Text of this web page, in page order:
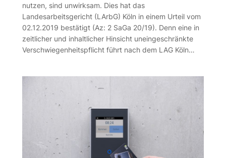
nutzen, sind unwirksam. Dies hat das
Landesarbeitsgericht (LArbG) Köln in einem Urteil vom
02.12.2019 bestätigt (Az: 2 SaGa 20/19). Denn eine in
zeitlicher und inhaltlicher Hinsicht uneingeschränkte
Verschwiegenheitspflicht führt nach dem LAG Köln…